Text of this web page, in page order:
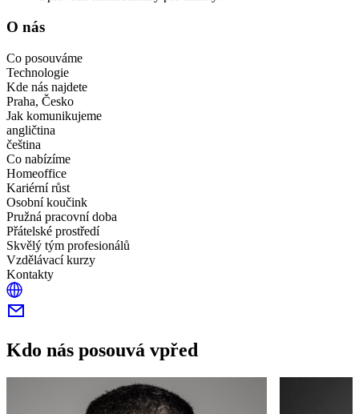
O nás
Co posouváme
Technologie
Kde nás najdete
Praha, Česko
Jak komunikujeme
angličtina
čeština
Co nabízíme
Homeoffice
Kariérní růst
Osobní koučink
Pružná pracovní doba
Přátelské prostředí
Skvělý tým profesionálů
Vzdělávací kurzy
Kontakty
Kdo nás posouvá vpřed